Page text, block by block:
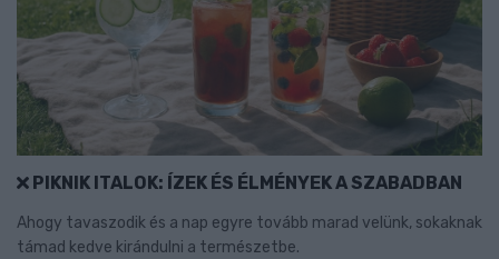
PIKNIK ITALOK: ÍZEK ÉS ÉLMÉNYEK A SZABADBAN
Ahogy tavaszodik és a nap egyre tovább marad velünk, sokaknak
támad kedve kirándulni a természetbe.